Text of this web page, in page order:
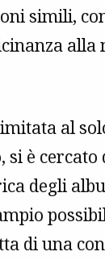
simili,
alla
al
si è
degli
di una